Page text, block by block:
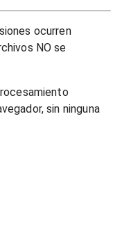
ocurren
NO se
sin ninguna